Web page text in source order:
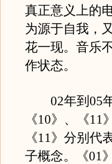
真正意义上的
为源于自我，
花一现。音乐
作状态。
02年到05年
《10》、《
《11》分别
子概念。《01